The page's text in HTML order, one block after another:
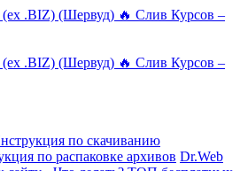
по скачиванию
по распаковке архивов Dr.Web